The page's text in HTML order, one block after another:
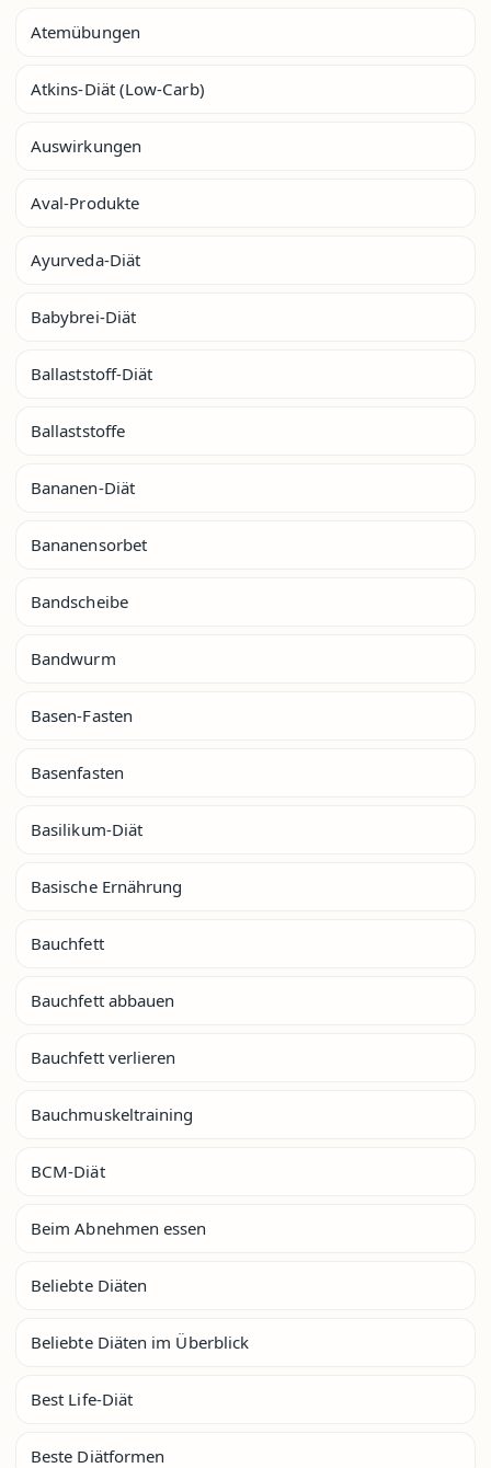
Atemübungen
Atkins-Diät (Low-Carb)
Auswirkungen
Aval-Produkte
Ayurveda-Diät
Babybrei-Diät
Ballaststoff-Diät
Ballaststoffe
Bananen-Diät
Bananensorbet
Bandscheibe
Bandwurm
Basen-Fasten
Basenfasten
Basilikum-Diät
Basische Ernährung
Bauchfett
Bauchfett abbauen
Bauchfett verlieren
Bauchmuskeltraining
BCM-Diät
Beim Abnehmen essen
Beliebte Diäten
Beliebte Diäten im Überblick
Best Life-Diät
Beste Diätformen